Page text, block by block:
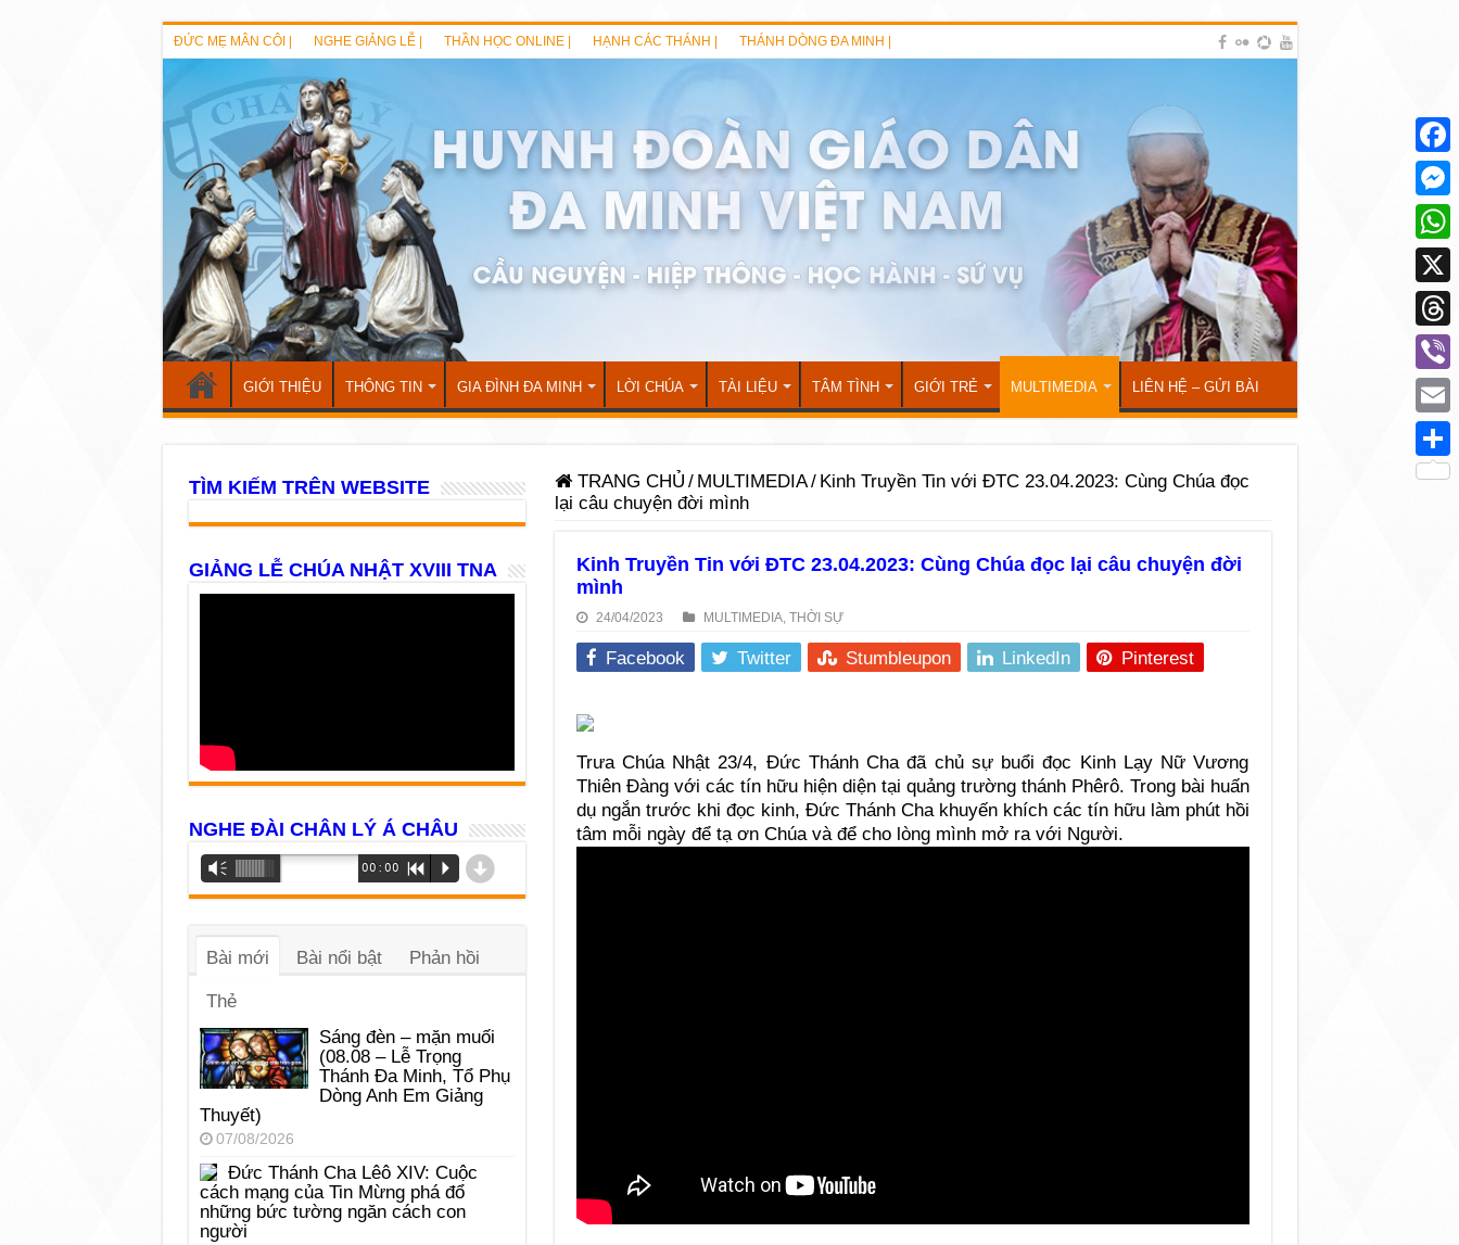
ĐỨC MẸ MÂN CÔI | NGHE GIẢNG LỄ | THẦN HỌC ONLINE | HẠNH CÁC THÁNH | THÁNH DÒNG ĐA MINH |
GIỚI THIỆU THÔNG TIN GIA ĐÌNH ĐA MINH LỜI CHÚA TÀI LIỆU TÂM TÌNH GIỚI TRẺ MULTIMEDIA LIÊN HỆ – GỬI BÀI
TRANG CHỦ / MULTIMEDIA/ Kinh Truyền Tin với ĐTC 23.04.2023: Cùng Chúa đọc
lại câu chuyện đời mình
Kinh Truyền Tin với ĐTC 23.04.2023: Cùng Chúa đọc lại câu chuyện đời
mình
24/04/2023 MULTIMEDIA, THỜI SỰ
Facebook Twitter Stumbleupon LinkedIn Pinterest
Trưa Chúa Nhật 23/4, Đức Thánh Cha đã chủ sự buổi đọc Kinh Lạy Nữ Vương
Thiên Đàng với các tín hữu hiện diện tại quảng trường thánh Phêrô. Trong bài huấn
dụ ngắn trước khi đọc kinh, Đức Thánh Cha khuyến khích các tín hữu làm phút hồi
tâm mỗi ngày để tạ ơn Chúa và để cho lòng mình mở ra với Người.
TÌM KIẾM TRÊN WEBSITE
GIẢNG LỄ CHÚA NHẬT XVIII TNA
NGHE ĐÀI CHÂN LÝ Á CHÂU
Trình
phát
âm
Vm 00:00 R P d
Bài mới Bài nổi bật Phản hồi
Thẻ
Sáng đèn – mặn muối
(08.08 – Lễ Trọng
Thánh Đa Minh, Tổ Phụ
Dòng Anh Em Giảng
Thuyết)
07/08/2026
Đức Thánh Cha Lêô XIV: Cuộc
cách mạng của Tin Mừng phá đổ
những bức tường ngăn cách con
người
X
Viber